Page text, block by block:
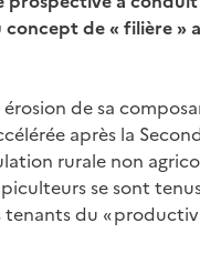
de « filière »
de sa
après la
rurale non
se sont
du «